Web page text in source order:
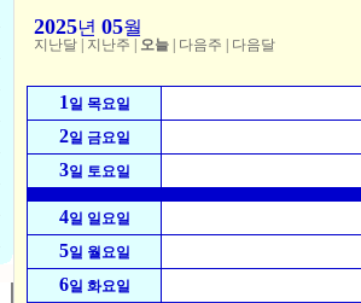
2025년 05월
지난달 지난주 오늘 다음주 다음달
1일 목요일
2일 금요일
3일 토요일
4일 일요일
5일 월요일
6일 화요일